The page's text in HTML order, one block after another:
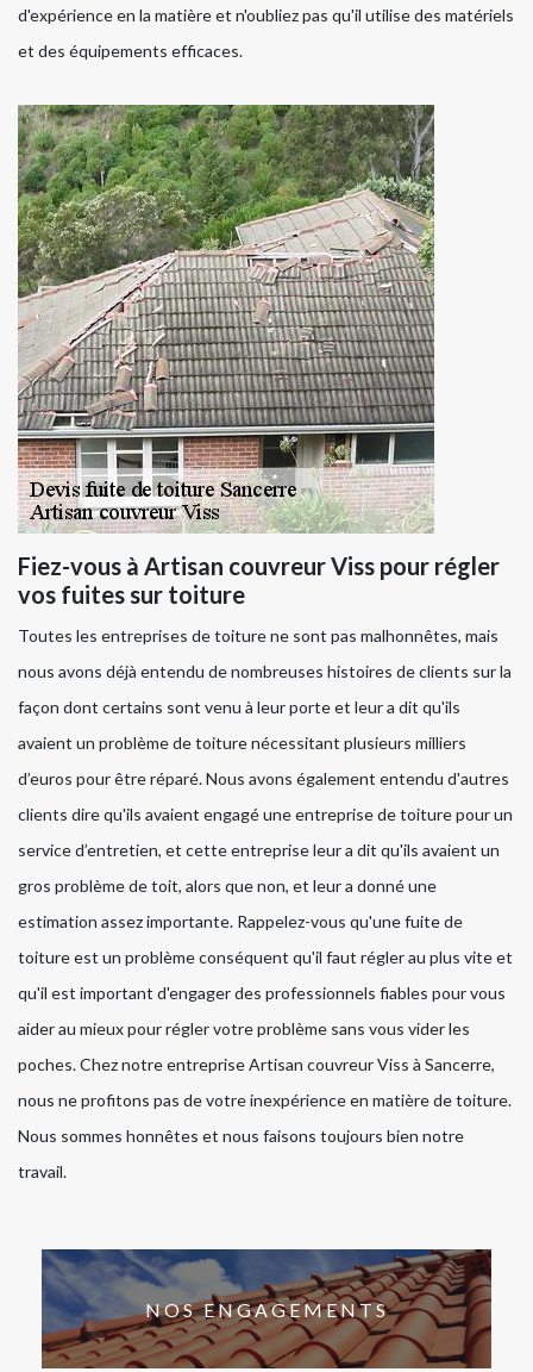
d'expérience en la matière et n'oubliez pas qu'il utilise des matériels
et des équipements efficaces.
Fiez-vous à Artisan couvreur Viss pour régler
vos fuites sur toiture
Toutes les entreprises de toiture ne sont pas malhonnêtes, mais
nous avons déjà entendu de nombreuses histoires de clients sur la
façon dont certains sont venu à leur porte et leur a dit qu'ils
avaient un problème de toiture nécessitant plusieurs milliers
d’euros pour être réparé. Nous avons également entendu d'autres
clients dire qu'ils avaient engagé une entreprise de toiture pour un
service d’entretien, et cette entreprise leur a dit qu'ils avaient un
gros problème de toit, alors que non, et leur a donné une
estimation assez importante. Rappelez-vous qu'une fuite de
toiture est un problème conséquent qu'il faut régler au plus vite et
qu'il est important d'engager des professionnels fiables pour vous
aider au mieux pour régler votre problème sans vous vider les
poches. Chez notre entreprise Artisan couvreur Viss à Sancerre,
nous ne profitons pas de votre inexpérience en matière de toiture.
Nous sommes honnêtes et nous faisons toujours bien notre
travail.
NOS ENGAGEMENTS